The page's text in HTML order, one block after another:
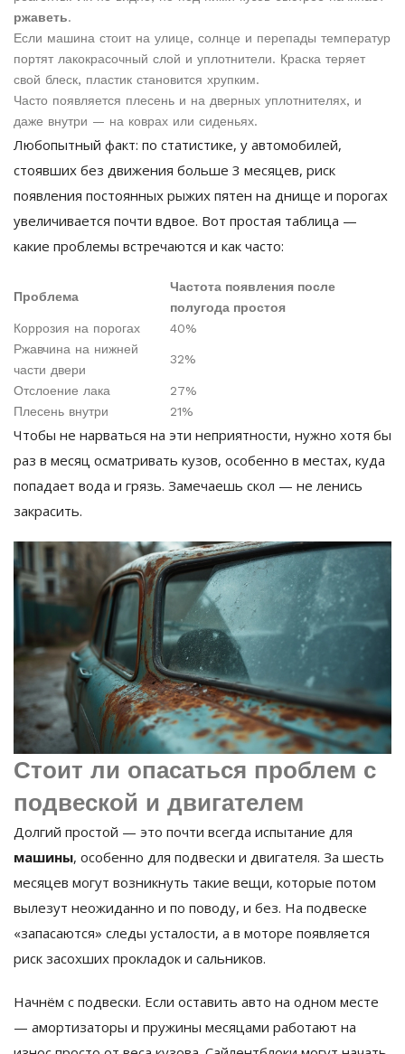
ржаветь.
Если машина стоит на улице, солнце и перепады температур
портят лакокрасочный слой и уплотнители. Краска теряет
свой блеск, пластик становится хрупким.
Часто появляется плесень и на дверных уплотнителях, и
даже внутри — на коврах или сиденьях.
Любопытный факт: по статистике, у автомобилей,
стоявших без движения больше 3 месяцев, риск
появления постоянных рыжих пятен на днище и порогах
увеличивается почти вдвое. Вот простая таблица —
какие проблемы встречаются и как часто:
Проблема
Частота появления после
полугода простоя
Коррозия на порогах
40%
Ржавчина на нижней
части двери
32%
Отслоение лака
27%
Плесень внутри
21%
Чтобы не нарваться на эти неприятности, нужно хотя бы
раз в месяц осматривать кузов, особенно в местах, куда
попадает вода и грязь. Замечаешь скол — не ленись
закрасить.
Стоит ли опасаться проблем с
подвеской и двигателем
Долгий простой — это почти всегда испытание для
машины, особенно для подвески и двигателя. За шесть
месяцев могут возникнуть такие вещи, которые потом
вылезут неожиданно и по поводу, и без. На подвеске
«запасаются» следы усталости, а в моторе появляется
риск засохших прокладок и сальников.
Начнём с подвески. Если оставить авто на одном месте
— амортизаторы и пружины месяцами работают на